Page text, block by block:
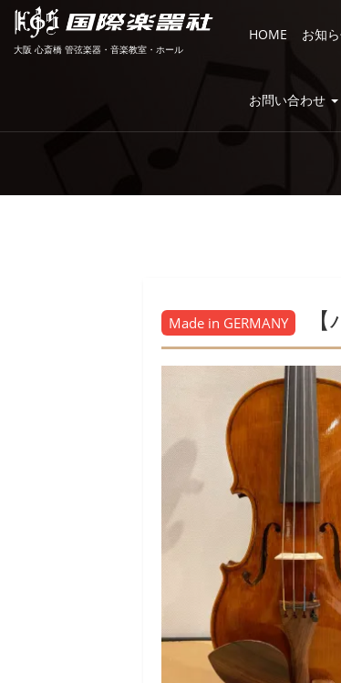
大阪 心斎橋 管弦楽器・音楽教室・ホール
HOME お知
お問い合わせ
Made in GERMANY